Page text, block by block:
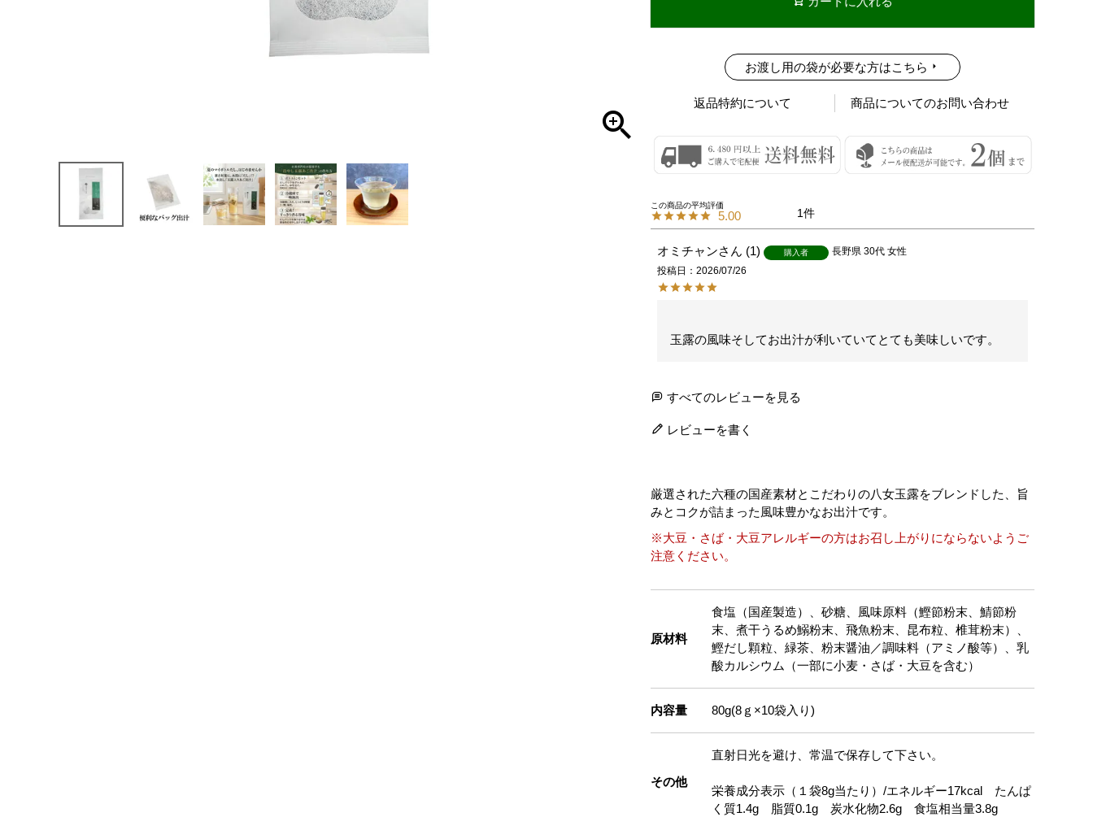
お渡し用の袋が必要な方はこちら
返品特約について 商品についてのお問い合わせ
5.00 1
オミチャン 1 購入者 長野県 30代 女性
投稿日
2026/07/26
玉露の風味そしてお出汁が利いていてとても美味しいです。
すべてのレビューを見る
レビューを書く
厳選された六種の国産素材とこだわりの八女玉露をブレンドした、旨
みとコクが詰まった風味豊かなお出汁です。
※大豆・さば・大豆アレルギーの方はお召し上がりにならないようご
注意ください。
原材料
食塩（国産製造）、砂糖、風味原料（鰹節粉末、鯖節粉
末、煮干うるめ鰯粉末、飛魚粉末、昆布粒、椎茸粉末）、
鰹だし顆粒、緑茶、粉末醤油／調味料（アミノ酸等）、乳
酸カルシウム（一部に小麦・さば・大豆を含む）
内容量 80g(8ｇ×10袋入り)
その他
直射日光を避け、常温で保存して下さい。
栄養成分表示（１袋8g当たり）/エネルギー17kcal たんぱ
く質1.4g 脂質0.1g 炭水化物2.6g 食塩相当量3.8g